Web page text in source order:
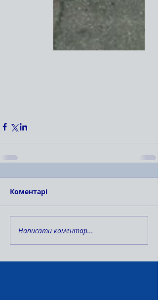
Коментарі
Написати коментар...